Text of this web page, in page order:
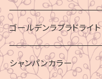
ゴールデンラブラドライト
シャンパンカラー